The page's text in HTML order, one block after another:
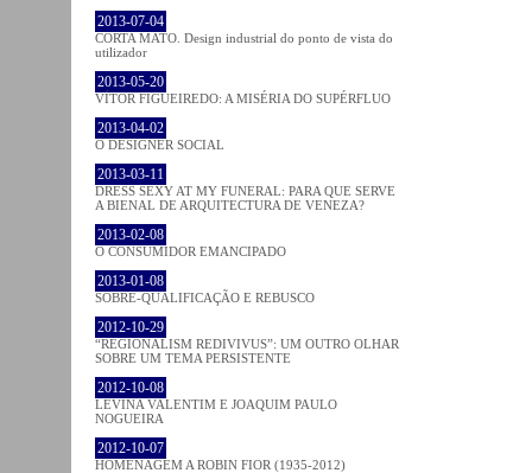
2013-07-04
CORTA MATO. Design industrial do ponto de vista do
utilizador
2013-05-20
VÍTOR FIGUEIREDO: A MISÉRIA DO SUPÉRFLUO
2013-04-02
O DESIGNER SOCIAL
2013-03-11
DRESS SEXY AT MY FUNERAL: PARA QUE SERVE
A BIENAL DE ARQUITECTURA DE VENEZA?
2013-02-08
O CONSUMIDOR EMANCIPADO
2013-01-08
SOBRE-QUALIFICAÇÃO E REBUSCO
2012-10-29
“REGIONALISM REDIVIVUS”: UM OUTRO OLHAR
SOBRE UM TEMA PERSISTENTE
2012-10-08
LEVINA VALENTIM E JOAQUIM PAULO
NOGUEIRA
2012-10-07
HOMENAGEM A ROBIN FIOR (1935-2012)